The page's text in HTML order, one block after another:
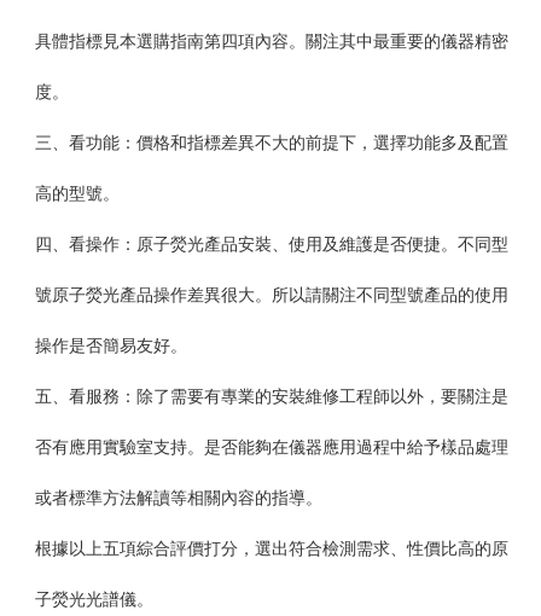
具體指標見本選購指南第四項內容。關注其中最重要的儀器精密
度。
三、看功能：價格和指標差異不大的前提下，選擇功能多及配置
高的型號。
四、看操作：原子熒光產品安裝、使用及維護是否便捷。不同型
號原子熒光產品操作差異很大。所以請關注不同型號產品的使用
操作是否簡易友好。
五、看服務：除了需要有專業的安裝維修工程師以外，要關注是
否有應用實驗室支持。是否能夠在儀器應用過程中給予樣品處理
或者標準方法解讀等相關內容的指導。
根據以上五項綜合評價打分，選出符合檢測需求、性價比高的原
子熒光光譜儀。